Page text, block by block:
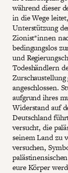
während dieser
in die Wege
Unterstützung
Zionist*innen
bedingungslos
und
Todeshändlern
angeschlossen.
aufgrund ihres
Widerstand auf
Deutschland
versucht, die
seinem Land zu
versuchen,
eure Körper